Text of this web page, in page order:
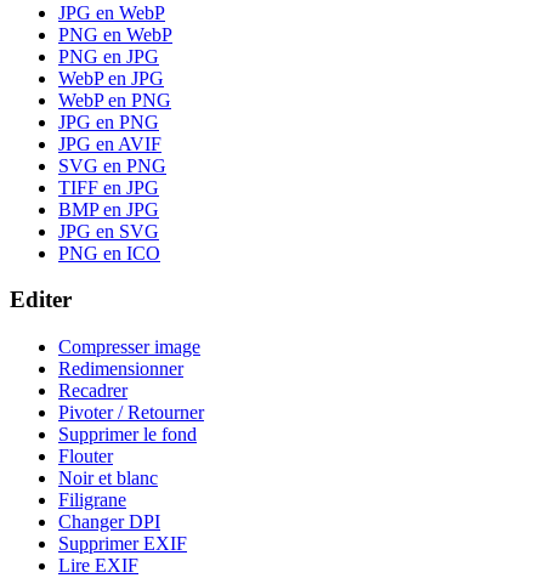
JPG en WebP
PNG en WebP
PNG en JPG
WebP en JPG
WebP en PNG
JPG en PNG
JPG en AVIF
SVG en PNG
TIFF en JPG
BMP en JPG
JPG en SVG
PNG en ICO
Editer
Compresser image
Redimensionner
Recadrer
Pivoter / Retourner
Supprimer le fond
Flouter
Noir et blanc
Filigrane
Changer DPI
Supprimer EXIF
Lire EXIF